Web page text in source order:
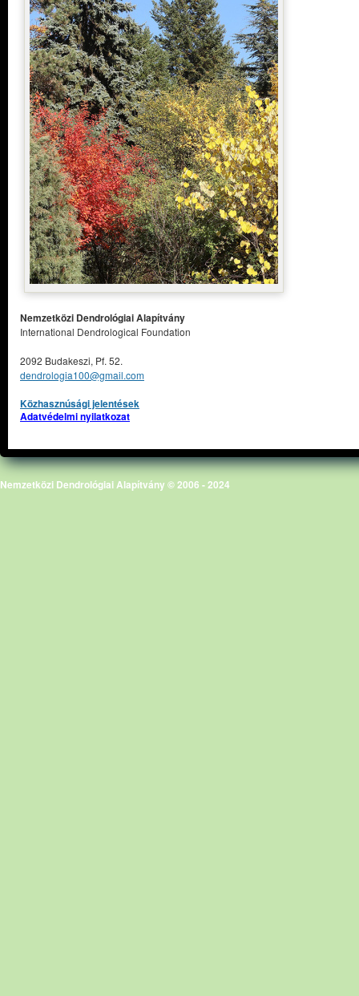
Nemzetközi Dendrológiai Alapítvány
International Dendrological Foundation
2092 Budakeszi, Pf. 52.
dendrologia100@gmail.com
Közhasznúsági jelentések
Adatvédelmi nyilatkozat
Nemzetközi Dendrológiai Alapítvány © 2006 - 2024